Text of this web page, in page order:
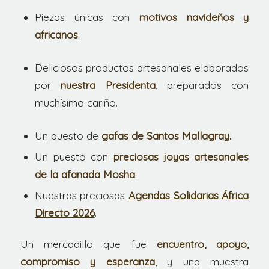
Piezas únicas con motivos navideños y
africanos.
Deliciosos productos artesanales elaborados
pornuestra Presidenta, preparados con
muchísimo cariño.
Un puesto de gafas de Santos Mallagray.
Un puesto con preciosas joyas artesanales
de la afanada Mosha.
Nuestras preciosasAgendas Solidarias África
Directo 2026.
Un mercadillo que fue encuentro, apoyo,
compromiso y esperanza, y una muestra